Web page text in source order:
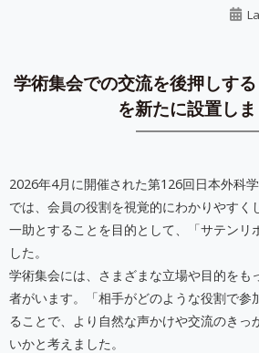
学術集会での交流を後押しする
を新たに設置し
2026年4月に開催された第126回日本外科
では、会員の役割を視覚的にわかりやすく
一助とすることを目的として、「サテンリ
した。
学術集会には、さまざまな立場や目的をも
者がいます。「相手がどのような役割で参
ることで、より自然な声かけや交流のきっ
いかと考えました。